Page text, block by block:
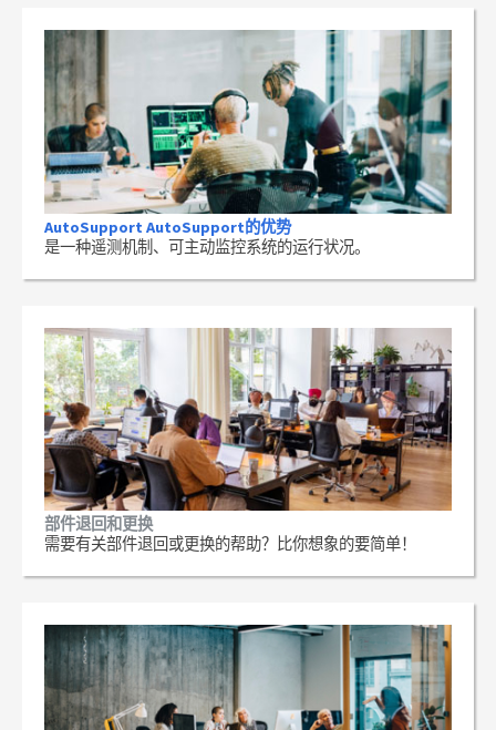
AutoSupport AutoSupport的优势
是一种遥测机制、可主动监控系统的运行状况。
部件退回和更换
需要有关部件退回或更换的帮助？比你想象的要简单！